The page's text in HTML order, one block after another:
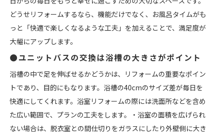
どうせリフォームするなら、機能だけでなく、お風呂タイムがも
っと「快適で楽しくなるような工夫」を加えることで、満足度が
大幅にアップします。
●ユニットバスの交換は浴槽の大きさがポイント
浴槽の中で足を伸ばせるかどうかは、リフォームの重要なポイン
トであり、目的にもなります。浴槽の40cmのサイズ差が毎日を
快適にしてくれます。浴室リフォームの際には洗面所などを含め
た広い範囲で、プランの工夫をします。・浴室の面積を広げられ
ない場合は、脱衣室との間仕切りをガラスにしたり外壁側に大き